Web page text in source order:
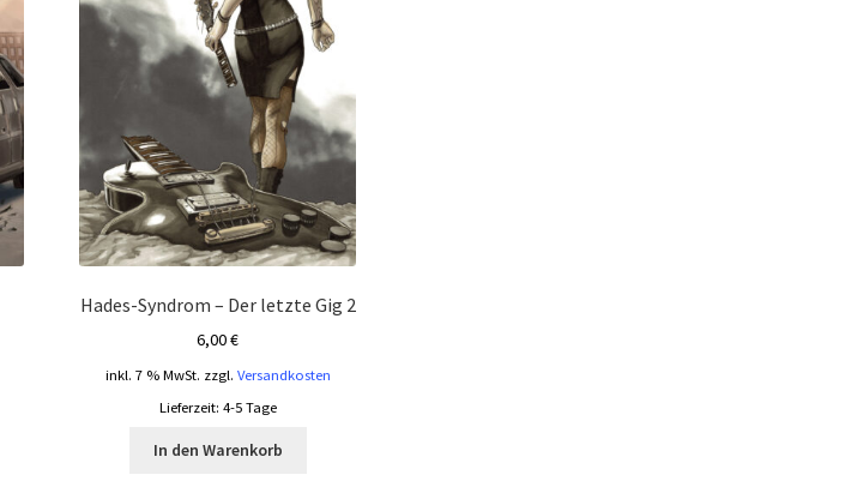
Hades-Syndrom – Der letzte Gig 2
6,00€
inkl. 7 % MwSt. zzgl. Versandkosten
Lieferzeit: 4-5 Tage
In den Warenkorb